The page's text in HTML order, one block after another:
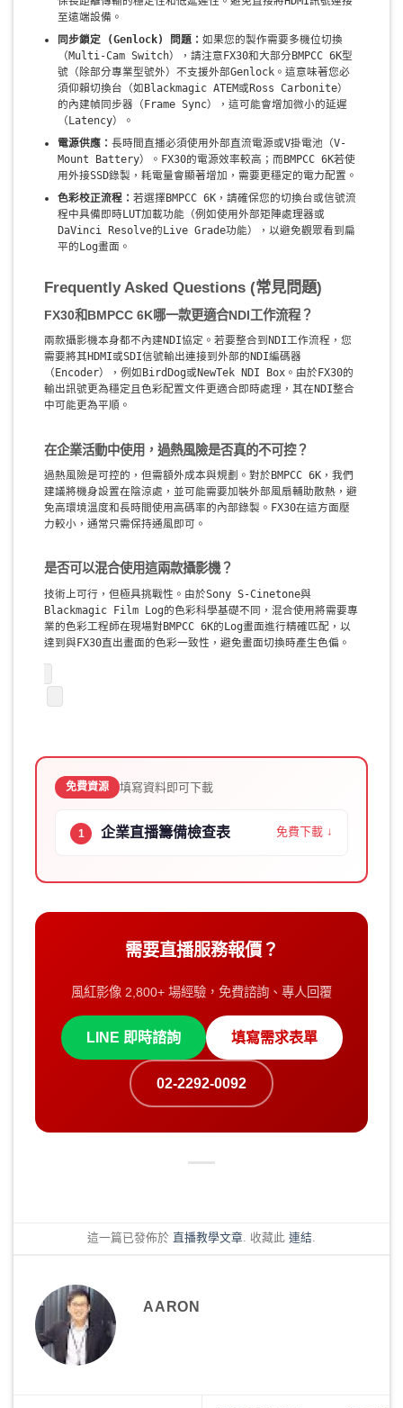
至遠端設備。
同步鎖定 (Genlock) 問題：如果您的製作需要多機位切換
（Multi-Cam Switch），請注意FX30和大部分BMPCC 6K型
號（除部分專業型號外）不支援外部Genlock。這意味著您必
須仰賴切換台（如Blackmagic ATEM或Ross Carbonite）
的內建幀同步器（Frame Sync），這可能會增加微小的延遲
（Latency）。
電源供應：長時間直播必須使用外部直流電源或V掛電池（V-
Mount Battery）。FX30的電源效率較高；而BMPCC 6K若使
用外接SSD錄製，耗電量會顯著增加，需要更穩定的電力配置。
色彩校正流程：若選擇BMPCC 6K，請確保您的切換台或信號流
程中具備即時LUT加載功能（例如使用外部矩陣處理器或
DaVinci Resolve的Live Grade功能），以避免觀眾看到扁
平的Log畫面。
Frequently Asked Questions (常見問題)
FX30和BMPCC 6K哪一款更適合NDI工作流程？
兩款攝影機本身都不內建NDI協定。若要整合到NDI工作流程，您
需要將其HDMI或SDI信號輸出連接到外部的NDI編碼器
（Encoder），例如BirdDog或NewTek NDI Box。由於FX30的
輸出訊號更為穩定且色彩配置文件更適合即時處理，其在NDI整合
中可能更為平順。
在企業活動中使用，過熱風險是否真的不可控？
過熱風險是可控的，但需額外成本與規劃。對於BMPCC 6K，我們
建議將機身設置在陰涼處，並可能需要加裝外部風扇輔助散熱，避
免高環境溫度和長時間使用高碼率的內部錄製。FX30在這方面壓
力較小，通常只需保持通風即可。
是否可以混合使用這兩款攝影機？
技術上可行，但極具挑戰性。由於Sony S-Cinetone與
Blackmagic Film Log的色彩科學基礎不同，混合使用將需要專
業的色彩工程師在現場對BMPCC 6K的Log畫面進行精確匹配，以
達到與FX30直出畫面的色彩一致性，避免畫面切換時產生色偏。
免費資源 填寫資料即可下載
1 企業直播籌備檢查表 免費下載 ↓
需要直播服務報價？
風紅影像 2,800+ 場經驗，免費諮詢、專人回覆
LINE 即時諮詢 填寫需求表單
02-2292-0092
這一篇已發佈於 直播教學文章. 收藏此 連結.
AARON